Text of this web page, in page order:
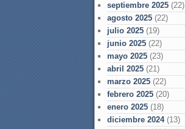
septiembre 2025 (22)
agosto 2025 (22)
julio 2025 (19)
junio 2025 (22)
mayo 2025 (23)
abril 2025 (21)
marzo 2025 (22)
febrero 2025 (20)
enero 2025 (18)
diciembre 2024(13)